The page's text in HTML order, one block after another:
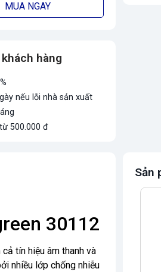
MUA NGAY
hàng
nếu lỗi nhà sản xuất
500.000 đ
30112
tín hiệu âm thanh và
nhiều lớp chống nhiễu
Sản